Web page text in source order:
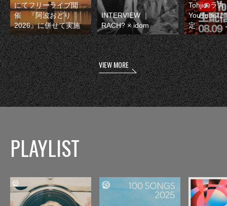
にてフリーライブ開
催 『阿波おどり
2026』に併せて実施
INTERVIEW ｜
RACH? × idom
Tohjiのラス
YouTubeに
定
VIEW MORE
PLAYLIST